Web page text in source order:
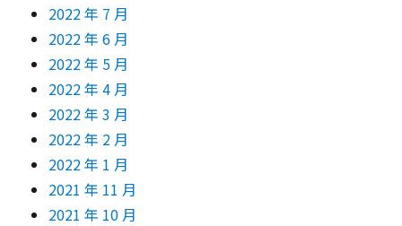
2022 年 7 月
2022 年 6 月
2022 年 5 月
2022 年 4 月
2022 年 3 月
2022 年 2 月
2022 年 1 月
2021 年 11 月
2021 年 10 月